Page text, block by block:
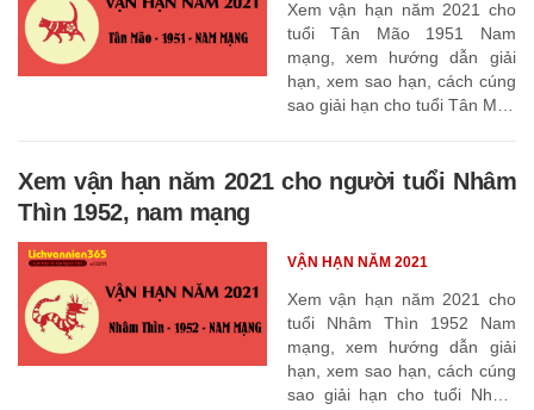
Xem vận hạn năm 2021 cho
tuổi Tân Mão 1951 Nam
mạng, xem hướng dẫn giải
hạn, xem sao hạn, cách cúng
sao giải hạn cho tuổi Tân Mão
Xem vận hạn năm 2021 cho người tuổi Nhâm
Thìn 1952, nam mạng
Xem vận hạn năm 2021 cho
tuổi Nhâm Thìn 1952 Nam
mạng, xem hướng dẫn giải
hạn, xem sao hạn, cách cúng
sao giải hạn cho tuổi Nhâm
VẬN HẠN NĂM 2021